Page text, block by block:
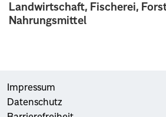
Landwirtschaft, Fischerei,
Nahrungsmittel
Impressum
Datenschutz